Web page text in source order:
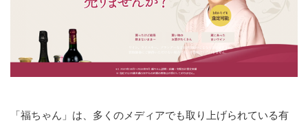
「福ちゃん」は、多くのメディアでも取り上げられている有